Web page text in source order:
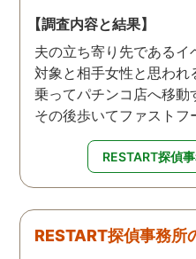
【調査内容と結果】
夫の立ち寄り先であるイ
対象と相手女性と思わ
乗ってパチンコ店へ移動
その後歩いてファストフ
RESTART探偵
RESTART探偵事務所